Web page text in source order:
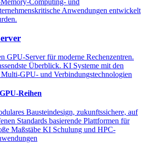
Computing- und
Anwendungen entwickelt
GPU-Server für moderne Rechenzentren.
Überblick. KI Systeme mit den
Multi-GPU- und Verbindungstechnologien
Reihen
Bausteindesign, zukunftssichere, auf
Standards basierende Plattformen für
Maßstäbe KI Schulung und HPC-